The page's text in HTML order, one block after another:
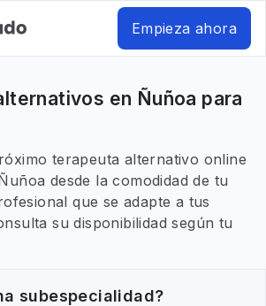
Empieza ahora
en Ñuñoa para
terapeuta alternativo online
desde la comodidad de tu
que se adapte a tus
su disponibilidad según tu
subespecialidad?